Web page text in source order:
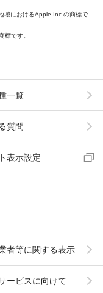
域におけるApple Inc.の商標で
です。
一覧
質問
表示設定
者等に関する表示
ービスに向けて